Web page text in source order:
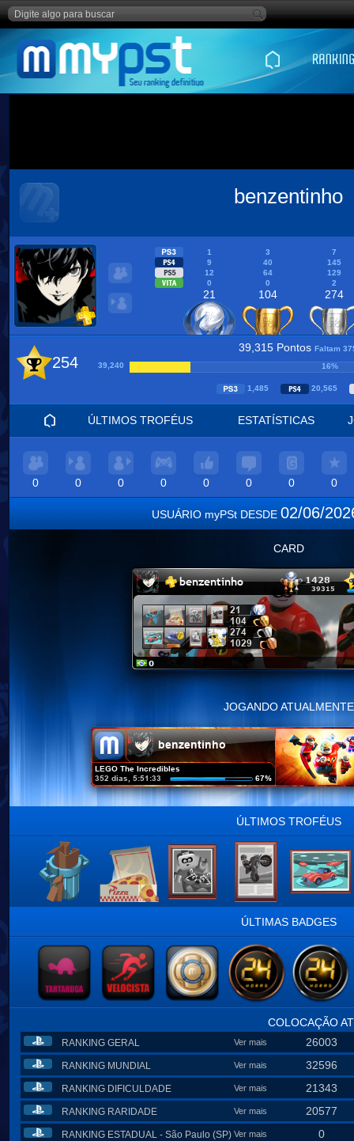
benzentinho
1 3
7
9
40
145
12
64
129
0
0 2
21 104 274
254
39,315 Pontos Faltam
39,240
16%
1,485 20,565
ÚLTIMOS TROFÉUS ESTATÍSTICAS
0 0 0 0 0 0 0 0
USUÁRIO myPSt DESDE 02/06/
CARD
JOGANDO ATUALMENTE
ÚLTIMOS TROFÉUS
ÚLTIMAS BADGES
COLOCAÇÃO
RANKING GERAL Ver mais 26003
RANKING MUNDIAL Ver mais 32596
RANKING DIFICULDADE Ver mais 21343
RANKING RARIDADE Ver mais 20577
RANKING ESTADUAL - São Paulo (SP) Ver mais 0